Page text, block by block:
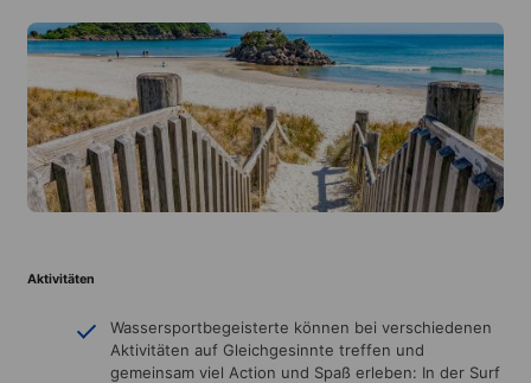
Aktivitäten
Wassersportbegeisterte können bei verschiedenen
Aktivitäten auf Gleichgesinnte treffen und
gemeinsam viel Action und Spaß erleben: In der Surf